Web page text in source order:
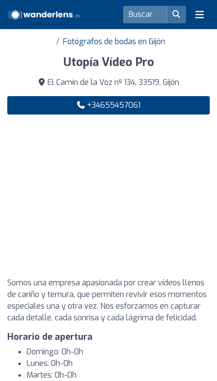
Fotógrafos de bodas en Gijón
Utopía Vídeo Pro
El Camín de la Voz nº 134, 33519, Gijón
+34655457061
Somos una empresa apasionada por crear vídeos llenos
de cariño y ternura, que permiten revivir esos momentos
especiales una y otra vez. Nos esforzamos en capturar
cada detalle, cada sonrisa y cada lágrima de felicidad.
Horario de apertura
Domingo: 0h-0h
Lunes: 0h-0h
Martes: 0h-0h